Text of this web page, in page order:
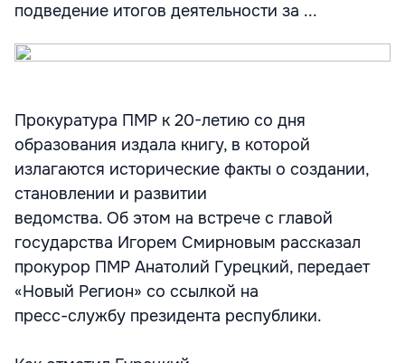
подведение итогов деятельности за ...
Прокуратура ПМР к 20-летию со дня
образования издала книгу, в которой
излагаются исторические факты о создании,
становлении и развитии
ведомства. Об этом на встрече с главой
государства Игорем Смирновым рассказал
прокурор ПМР Анатолий Гурецкий, передает
«Новый Регион» со ссылкой на
пресс-службу президента республики.